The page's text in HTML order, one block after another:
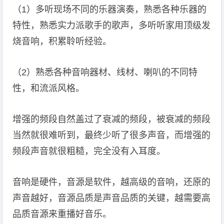
（1）多听现场不同的乐器演奏，熟悉各种乐器的
特性，熟悉实力派歌手的歌声，多听听家用顶级发
烧音响，积累聆听经验。
（2）熟悉各种音响器材、线材、喇叭的不同特
性，和流派风格。
增强的频段自然盖过了衰减的频段，被衰减的频段
当然就很难听到，最终少听了很多声音，而增强的
频段声音就很粗糙，完全没有入耳度。
音响是硬件，音源是软件，越高级的音响，还原的
声音越好，音源品质是声音品质的关键，越需要高
品质音源来重播好音乐。